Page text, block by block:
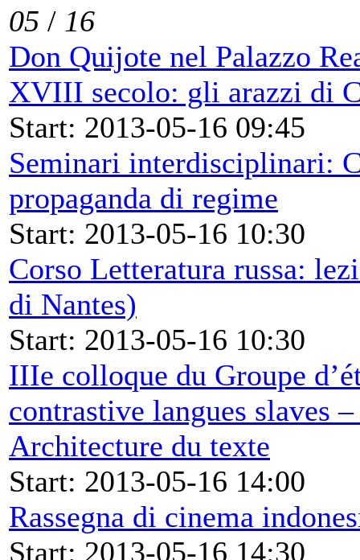
05 / 16
Don Quijote nel Palazzo
XVIII secolo: gli arazzi di
Start: 2013-05-16 09:45
Seminari interdisciplinari:
propaganda di regime
Start: 2013-05-16 10:30
Corso Letteratura russa:
di Nantes)
Start: 2013-05-16 10:30
IIIe colloque du Groupe
contrastive langues slaves
Architecture du texte
Start: 2013-05-16 14:00
Rassegna di cinema
Start: 2013-05-16 14:30